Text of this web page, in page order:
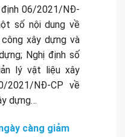
06/2021/NĐ-
số nội dung về
xây dựng và
Nghị định số
lý vật liệu xây
2021/NĐ-CP về
dựng…
càng giảm